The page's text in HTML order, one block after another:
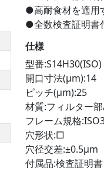
●高耐食材を適用
●全数検査証明書
仕様
型番:S14H30(ISO)
開口寸法(μm):14
ピッチ(μm):25
材質:フィルター
フレーム規格
穴形状:□
穴径交差:±0.5μm
付属品:検査証明書